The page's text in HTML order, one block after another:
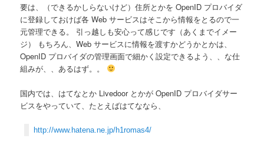
要は、（できるかしらないけど）住所とかを OpenID プロバイダ
に登録しておけば各 Web サービスはそこから情報をとるので一
元管理できる。 引っ越しも安心って感じです（あくまでイメー
ジ） もちろん、Web サービスに情報を渡すかどうかとかは、
OpenID プロバイダの管理画面で細かく設定できるよう、、な仕
組みが、、あるはず。。
国内では、はてなとか Livedoor とかが OpenID プロバイダサー
ビスをやっていて、たとえばはてななら、
http://www.hatena.ne.jp/h1romas4/